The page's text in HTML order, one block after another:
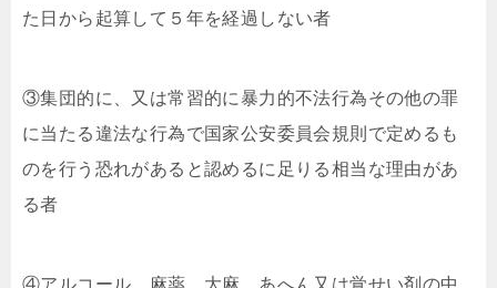
た日から起算して５年を経過しない者
③集団的に、又は常習的に暴力的不法行為その他の罪
に当たる違法な行為で国家公安委員会規則で定めるも
のを行う恐れがあると認めるに足りる相当な理由があ
る者
④アルコール、麻薬、大麻、あへん又は覚せい剤の中